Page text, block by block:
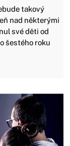
takový
nad některými
své děti od
šestého roku